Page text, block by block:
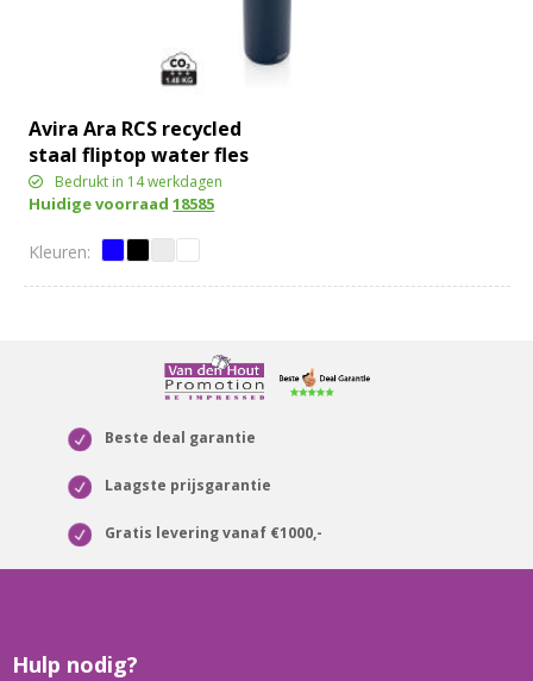
Avira Ara RCS recycled
staal fliptop water fles
500ML
Bedrukt in 14 werkdagen
Huidige voorraad18585
Beste deal garantie
Laagste prijsgarantie
Gratis levering vanaf €1000,-
Hulp nodig?